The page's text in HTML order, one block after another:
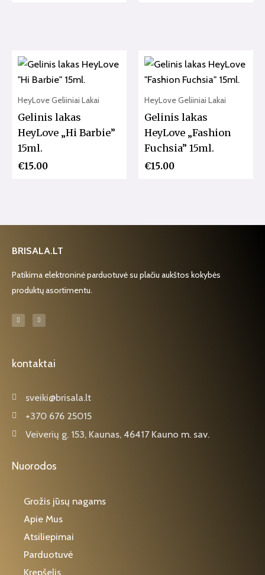
HeyLove Geliiniai Lakai
Gelinis lakas
HeyLove „Hi Barbie”
15ml.
€15.00
HeyLove Geliiniai Lakai
Gelinis lakas
HeyLove „Fashion
Fuchsia” 15ml.
€15.00
BRISALA.LT
Patikima elektroninė parduotuvė su plačiu aukštos kokybės
produktų asortimentu.
F
a
c
-
f
I
n
s
m
kontaktai
sveiki@brisala.lt
+370 676 25015
Veiverių g. 153, Kaunas, 46417 Kauno m. sav.
Nuorodos
Grožis jūsų nagams
Apie Mus
Atsiliepimai
Parduotuvė
Krepšelis